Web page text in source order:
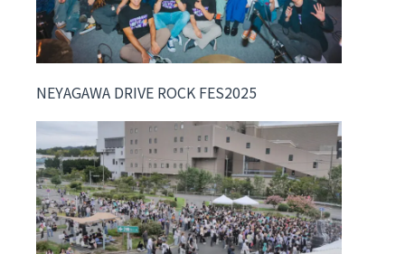
NEYAGAWA DRIVE ROCK FES2025